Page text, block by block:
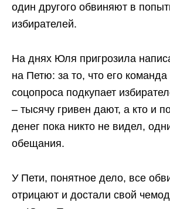
один другого обвиняют в
избирателей.
На днях Юля пригрозила
на Петю: за то, что его
соцопроса подкупает
– тысячу гривен дают, а кто и
денег пока никто не видел,
обещания.
У Пети, понятное дело, все
отрицают и достали свой